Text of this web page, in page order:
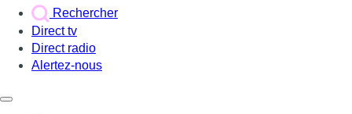
Rechercher
Direct tv
Direct radio
Alertez-nous